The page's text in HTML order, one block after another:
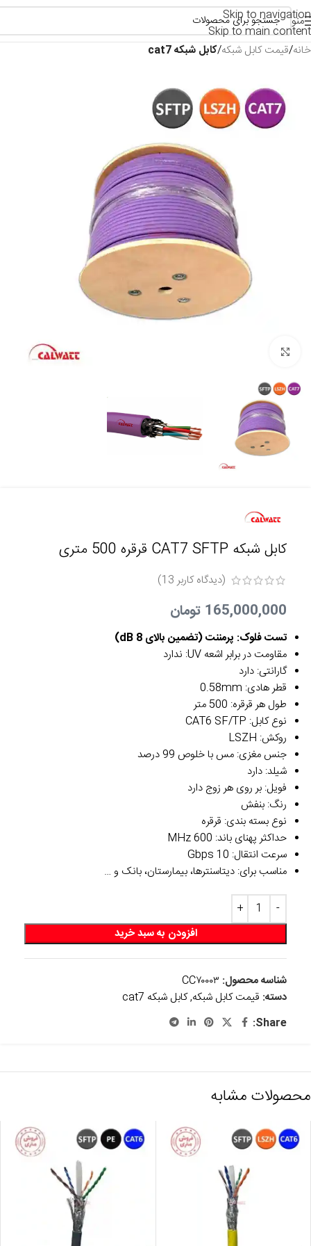
Skip to navigation
Skip to main content
منو
خانه قیمت کابل شبکه کابل شبکه cat7
کابل شبکه CAT7 SFTP قرقره 500 متری
(دیدگاه کاربر13
)
165,000,000 تومان
تست فلوک: پرمننت (تضمین بالای 8 dB)
مقاومت در برابر اشعه UV: ندارد
گارانتی: دارد
قطر هادی: 0.58mm
طول هر قرقره: 500 متر
نوع کابل: CAT6 SF/TP
روکش: LSZH
جنس مغزی: مس با خلوص 99 درصد
شیلد: دارد
فویل: بر روی هر زوج دارد
رنگ: بنفش
نوع بسته بندی: قرقره
حداکثر پهنای باند: 600 MHz
سرعت انتقال: 10 Gbps
مناسب برای: دیتاسنترها، بیمارستان، بانک و …
افزودن به سبد خرید
شناسه محصول: CC۷۰۰۰۳
دسته: قیمت کابل شبکه,کابل شبکه cat7
Share:
محصولات مشابه